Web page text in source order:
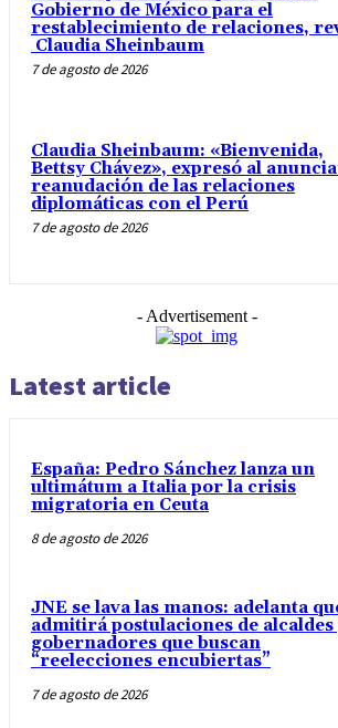
Gobierno de México para el
restablecimiento de relaciones,
Claudia Sheinbaum
7 de agosto de 2026
Claudia Sheinbaum: «Bienvenida,
Bettsy Chávez», expresó al
reanudación de las relaciones
diplomáticas con el Perú
7 de agosto de 2026
- Advertisement -
Latest article
España: Pedro Sánchez lanza un
ultimátum a Italia por la crisis
migratoria en Ceuta
8 de agosto de 2026
JNE se lava las manos: adelanta
admitirá postulaciones de alcaldes
gobernadores que buscan
“reelecciones encubiertas”
7 de agosto de 2026